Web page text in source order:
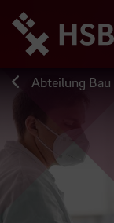
zum
Seiteninhalt
springen
Abteilung